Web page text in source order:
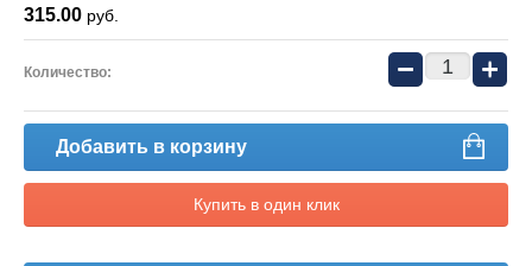
315.00 руб.
Количество: − +
Добавить в корзину
Купить в один клик